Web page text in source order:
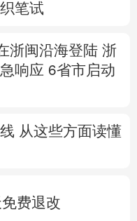
笔试
浙闽沿海登陆 浙
响应 6省市启动
从这些方面读懂
费退改